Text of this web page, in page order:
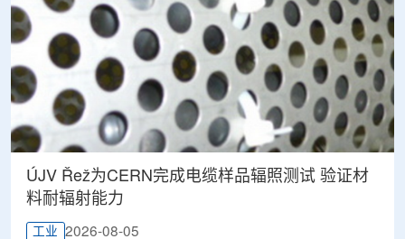
ÚJV Řež为CERN完成电缆样品辐照测试 验证材
料耐辐射能力
工业 2026-08-05